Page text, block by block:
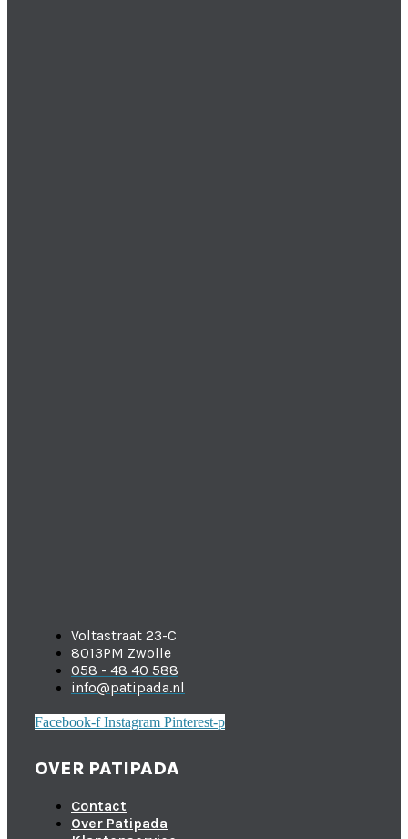
Voltastraat 23-C
8013PM Zwolle
058 - 48 40 588
info@patipada.nl
Facebook-f Instagram Pinterest-p
OVER PATIPADA
Contact
Over Patipada